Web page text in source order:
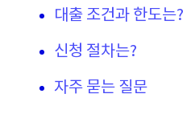
대출 조건과 한도는?
신청 절차는?
자주 묻는 질문